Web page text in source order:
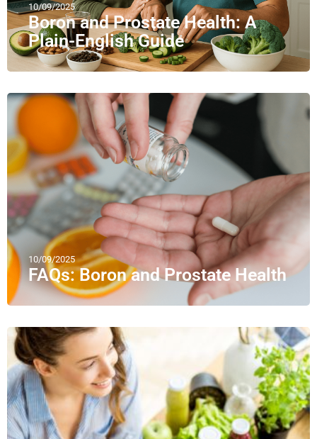
10/09/2025
Boron and Prostate Health: A
Plain-English Guide
10/09/2025
FAQs: Boron and Prostate Health